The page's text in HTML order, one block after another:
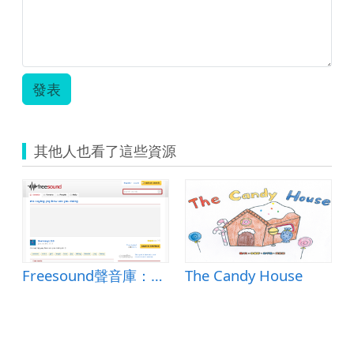
發表
其他人也看了這些資源
Freesound聲音庫：me saying yay how are you doing The Candy House